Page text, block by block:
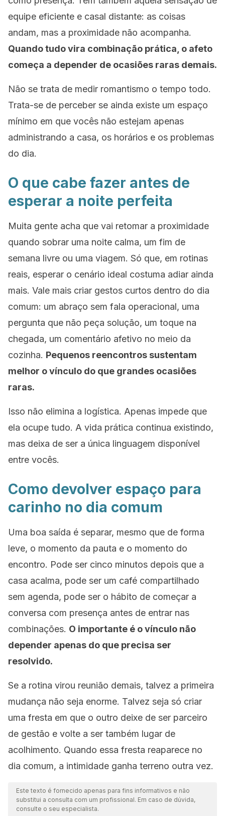
equipe eficiente e casal distante: as coisas
andam, mas a proximidade não acompanha.
Quando tudo vira combinação prática, o afeto
começa a depender de ocasiões raras demais.
Não se trata de medir romantismo o tempo todo.
Trata-se de perceber se ainda existe um espaço
mínimo em que vocês não estejam apenas
administrando a casa, os horários e os problemas
do dia.
O que cabe fazer antes de
esperar a noite perfeita
Muita gente acha que vai retomar a proximidade
quando sobrar uma noite calma, um fim de
semana livre ou uma viagem. Só que, em rotinas
reais, esperar o cenário ideal costuma adiar ainda
mais. Vale mais criar gestos curtos dentro do dia
comum: um abraço sem fala operacional, uma
pergunta que não peça solução, um toque na
chegada, um comentário afetivo no meio da
cozinha. Pequenos reencontros sustentam
melhor o vínculo do que grandes ocasiões
raras.
Isso não elimina a logística. Apenas impede que
ela ocupe tudo. A vida prática continua existindo,
mas deixa de ser a única linguagem disponível
entre vocês.
Como devolver espaço para
carinho no dia comum
Uma boa saída é separar, mesmo que de forma
leve, o momento da pauta e o momento do
encontro. Pode ser cinco minutos depois que a
casa acalma, pode ser um café compartilhado
sem agenda, pode ser o hábito de começar a
conversa com presença antes de entrar nas
combinações. O importante é o vínculo não
depender apenas do que precisa ser
resolvido.
Se a rotina virou reunião demais, talvez a primeira
mudança não seja enorme. Talvez seja só criar
uma fresta em que o outro deixe de ser parceiro
de gestão e volte a ser também lugar de
acolhimento. Quando essa fresta reaparece no
dia comum, a intimidade ganha terreno outra vez.
Este texto é fornecido apenas para fins informativos e não
substitui a consulta com um profissional. Em caso de dúvida,
consulte o seu especialista.